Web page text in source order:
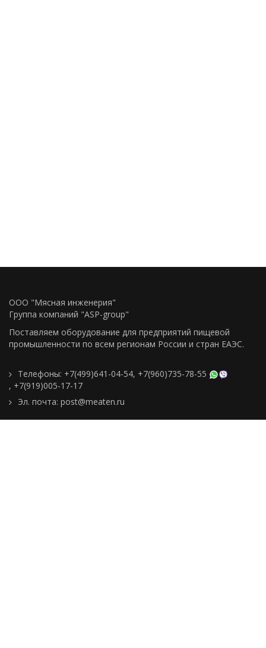
ООО "Мясная инженерия"
Группа компаний "ASP-group"
Поставляем оборудование для предприятий пищевой
промышленности по всем регионам Росcии и стран ЕАЭС.
Телефоны: +7(499)641-04-54, +7(960)735-78-55
, +7(919)005-17-17
Эл. почта: post@meaten.ru